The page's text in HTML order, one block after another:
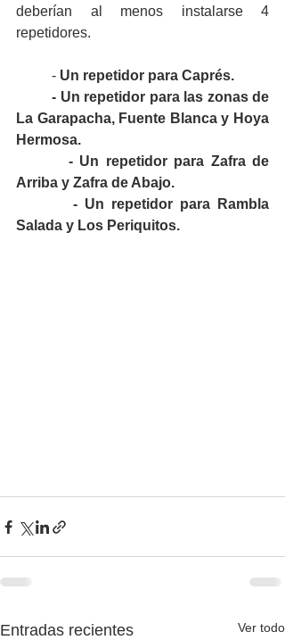
deberían al menos instalarse 4
repetidores.
- Un repetidor para Caprés.
	- Un repetidor para las zonas de
La Garapacha, Fuente Blanca y Hoya
Hermosa.
        - Un repetidor para Zafra de
Arriba y Zafra de Abajo.
Salada y Los Periquitos.
Entradas recientes Ver todo